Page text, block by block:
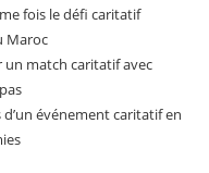
fois le défi caritatif
Maroc
un match caritatif avec
événement caritatif en